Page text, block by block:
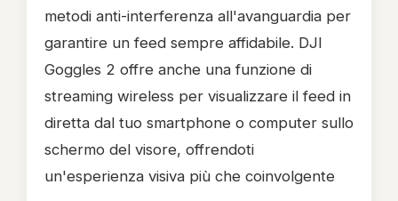
metodi anti-interferenza all'avanguardia per
garantire un feed sempre affidabile. DJI
Goggles 2 offre anche una funzione di
streaming wireless per visualizzare il feed in
diretta dal tuo smartphone o computer sullo
schermo del visore, offrendoti
un'esperienza visiva più che coinvolgente